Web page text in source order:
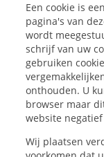
Een cookie is
pagina's van
wordt
schrijf van uw
gebruiken
onthouden. U
browser maar
website
Wij plaatsen